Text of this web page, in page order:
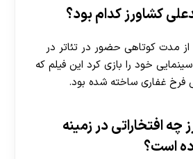
کشاورز کدام بود؟
مدت کوتاهی حضور در تئاتر در
فیلم سینمایی خود را بازی کرد این فیلم که
فرخ غفاری ساخته شده بود.
افتخاراتی در زمینه
است؟